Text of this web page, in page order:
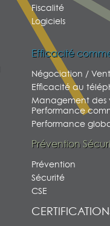
Fiscalité
Logiciels
Efficacité
Négociation /
Efficacité au
Management des
Performance
Performance
Prévention
Prévention
Sécurité
CSE